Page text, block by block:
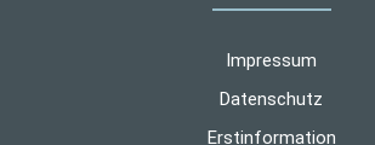
Impressum
Datenschutz
Erstinformation